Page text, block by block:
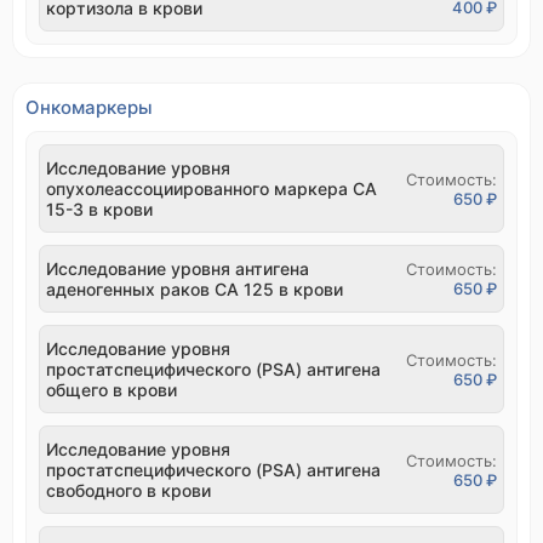
кортизола в крови 400 ₽
Онкомаркеры
Исследование уровня
опухолеассоциированного маркера CA
15-3 в крови
Стоимость:
650 ₽
Исследование уровня антигена
аденогенных раков CA 125 в крови
Стоимость:
650 ₽
Исследование уровня
простатспецифического (PSA) антигена
общего в крови
Стоимость:
650 ₽
Исследование уровня
простатспецифического (PSA) антигена
свободного в крови
Стоимость:
650 ₽